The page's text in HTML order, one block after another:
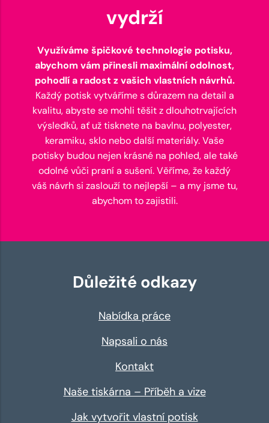
vydrží
Využíváme špičkové technologie potisku,
abychom vám přinesli maximální odolnost,
pohodlí a radost z vašich vlastních návrhů.
Každý potisk vytváříme s důrazem na detail a
kvalitu, abyste se mohli těšit z dlouhotrvajících
výsledků, ať už tisknete na bavlnu, polyester,
keramiku, sklo nebo další materiály. Vaše
potisky budou nejen krásné na pohled, ale také
odolné vůči praní a sušení. Věříme, že každý
váš návrh si zaslouží to nejlepší – a my jsme tu,
abychom to zajistili.
Důležité odkazy
Nabídka práce
Napsali o nás
Kontakt
Naše tiskárna – Příběh a vize
Jak vytvořit vlastní potisk